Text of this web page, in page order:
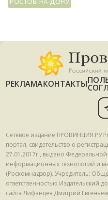
РЕКЛАМАКОНТАКТЫ
Сетевое издание ПРОВИНЦИЯ.РУ
портал, свидетельство о
27.01.2017г., выдано
информационных технологий и
(Роскомнадзор). Учредитель:
ответственностью Издательский
сайта Лифанцев Дмитрий